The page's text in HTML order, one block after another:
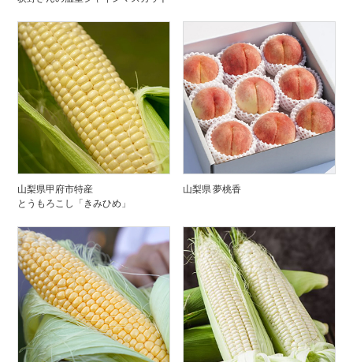
山梨県甲府市特産
とうもろこし「きみひめ」
山梨県 夢桃香